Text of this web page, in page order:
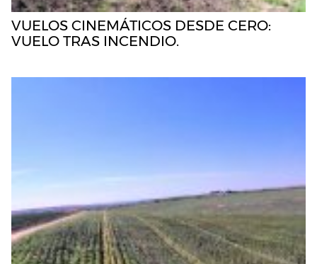
VUELOS CINEMÁTICOS DESDE CERO:
VUELO TRAS INCENDIO.